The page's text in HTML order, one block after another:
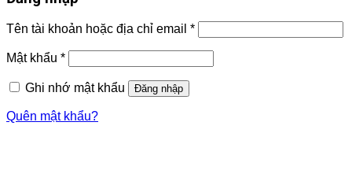
Tên tài khoản hoặc địa chỉ email *
Mật khẩu *
Ghi nhớ mật khẩu Đăng nhập
Quên mật khẩu?